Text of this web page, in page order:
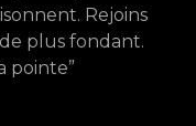
Rejoins
plus fondant.
pointe”